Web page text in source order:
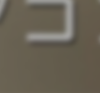
ハウスクリーニ
クロスReメイク